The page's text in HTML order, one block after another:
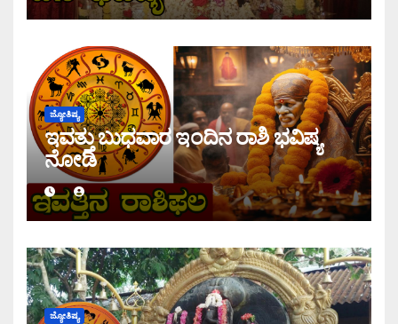
ಜ್ಯೋತಿಷ್ಯ
ಇವತ್ತು ಬುಧವಾರ ಇಂದಿನ ರಾಶಿ ಭವಿಷ್ಯ
ನೋಡಿ
ಜ್ಯೋತಿಷ್ಯ